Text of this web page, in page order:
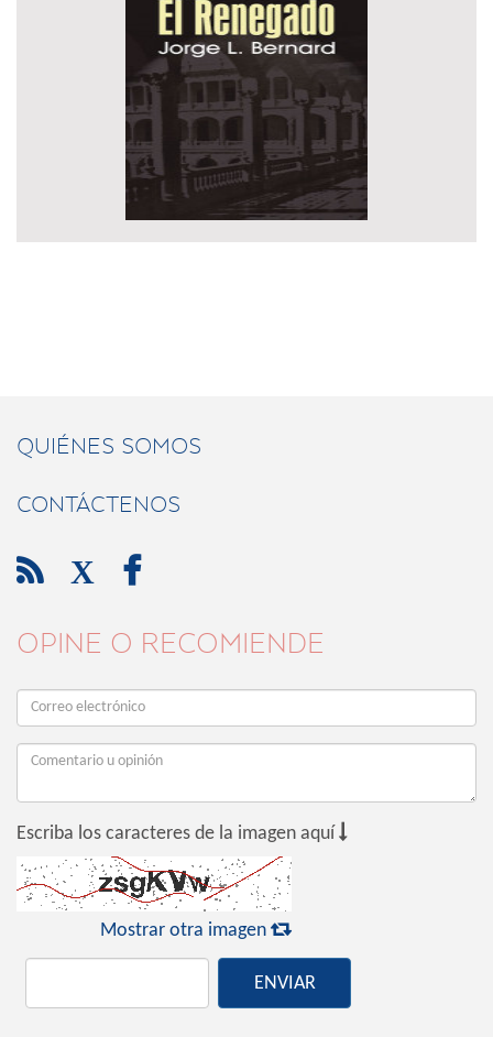
QUIÉNES SOMOS
CONTÁCTENOS
 X 
OPINE O RECOMIENDE
Escriba los caracteres de la imagen aquí 
Mostrar otra imagen 
ENVIAR